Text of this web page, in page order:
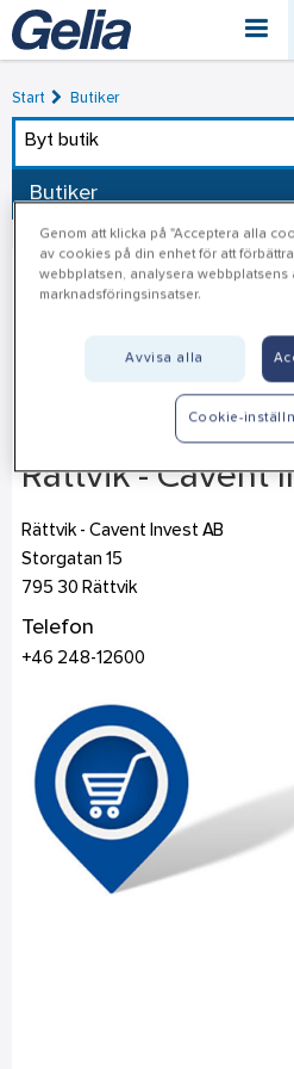
Start Butiker
Byt butik
Butiker
Rättvik - Cavent
Rättvik - Cavent Invest AB
Storgatan 15
795 30 Rättvik
Telefon
+46 248-12600
Genom att klicka på "Acceptera alla
av cookies på din enhet för att
webbplatsen, analysera webbplatsens
marknadsföringsinsatser.
Avvisa alla
Cookie-